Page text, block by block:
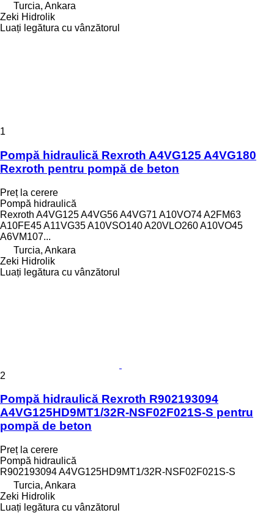
Turcia, Ankara
Zeki Hidrolik
Luați legătura cu vânzătorul
1
Pompă hidraulică Rexroth A4VG125 A4VG180
Rexroth pentru pompă de beton
Preț la cerere
Pompă hidraulică
Rexroth A4VG125 A4VG56 A4VG71 A10VO74 A2FM63
A10FE45 A11VG35 A10VSO140 A20VLO260 A10VO45
A6VM107...
Turcia, Ankara
Zeki Hidrolik
Luați legătura cu vânzătorul
2
Pompă hidraulică Rexroth R902193094
A4VG125HD9MT1/32R-NSF02F021S-S pentru
pompă de beton
Preț la cerere
Pompă hidraulică
R902193094 A4VG125HD9MT1/32R-NSF02F021S-S
Turcia, Ankara
Zeki Hidrolik
Luați legătura cu vânzătorul